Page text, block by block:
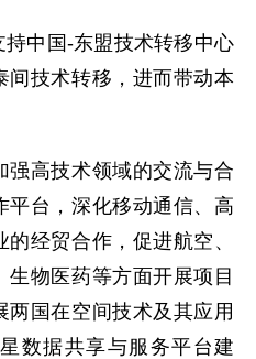
中国-东盟技术转移中心
间技术转移，进而带动本
高技术领域的交流与合
平台，深化移动通信、高
经贸合作，促进航空、
物医药等方面开展项目
国在空间技术及其应用
数据共享与服务平台建